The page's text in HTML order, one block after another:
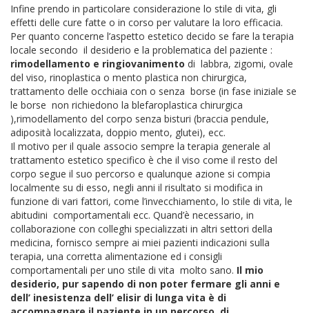
Infine prendo in particolare considerazione lo stile di vita, gli
effetti delle cure fatte o in corso per valutare la loro efficacia.
Per quanto concerne l’aspetto estetico decido se fare la terapia
locale secondo il desiderio e la problematica del paziente :
rimodellamento e ringiovanimento di labbra, zigomi, ovale
del viso, rinoplastica o mento plastica non chirurgica,
trattamento delle occhiaia con o senza borse (in fase iniziale se
le borse non richiedono la blefaroplastica chirurgica
),rimodellamento del corpo senza bisturi (braccia pendule,
adiposità localizzata, doppio mento, glutei), ecc.
Il motivo per il quale associo sempre la terapia generale al
trattamento estetico specifico è che il viso come il resto del
corpo segue il suo percorso e qualunque azione si compia
localmente su di esso, negli anni il risultato si modifica in
funzione di vari fattori, come l’invecchiamento, lo stile di vita, le
abitudini comportamentali ecc. Quand’è necessario, in
collaborazione con colleghi specializzati in altri settori della
medicina, fornisco sempre ai miei pazienti indicazioni sulla
terapia, una corretta alimentazione ed i consigli
comportamentali per uno stile di vita molto sano. Il mio
desiderio, pur sapendo di non poter fermare gli anni e
dell’ inesistenza dell’ elisir di lunga vita è di